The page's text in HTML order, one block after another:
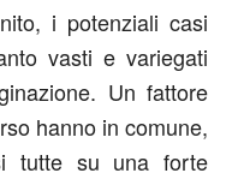
i potenziali casi
vasti e variegati
Un fattore
hanno in comune,
tutte su una forte